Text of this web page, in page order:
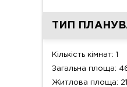
ТИП
Кількість кімнат: 1
Загальна площа:
Житлова площа: